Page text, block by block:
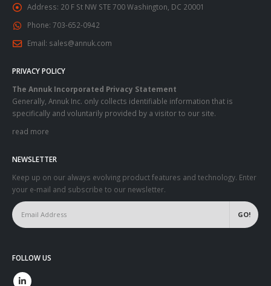
Address: 20 F St NW STE 700 Washington, DC 20001
Phone: 703-652-0942
Email: sales@annuk.com
PRIVACY POLICY
The Annuk Incorporated Privacy Statement
Generally, Annuk Inc. only collects identifiable information that is
specifically and voluntarily provided by a visitor to our site.
read more
NEWSLETTER
Keep up on our always evolving product features and technology. Enter
your e-mail and subscribe to our newsletter.
FOLLOW US